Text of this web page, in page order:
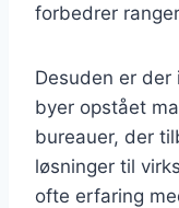
forbedrer
Desuden er der
byer opstået
bureauer, der
løsninger til
ofte erfaring